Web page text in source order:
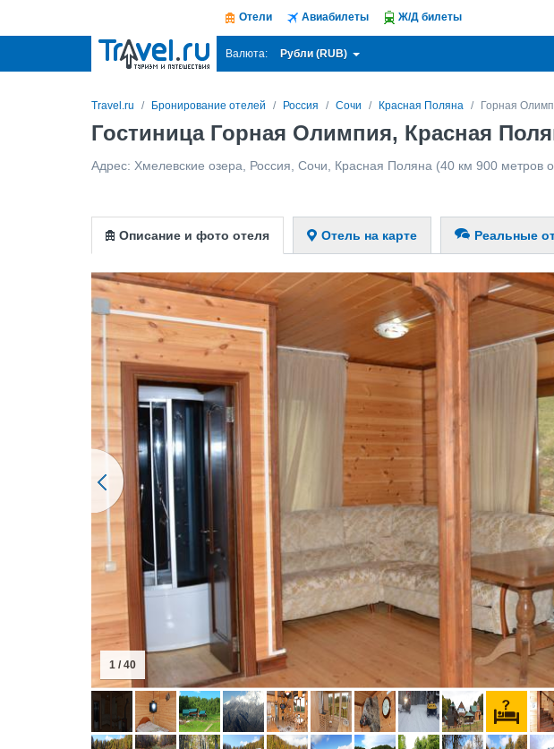
Отели Авиабилеты Ж/Д билеты
Валюта: Рубли (RUB)
Travel.ru Бронирование отелей Россия Сочи Красная Поляна Горная
Гостиница Горная Олимпия, Красная
Адрес: Хмелевские озера Россия Сочи Красная Поляна (40 км 900 метров
Описание и фото отеля Отель на карте Реальные
1 / 40